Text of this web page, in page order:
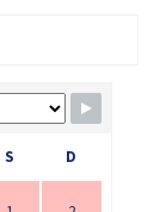
S D